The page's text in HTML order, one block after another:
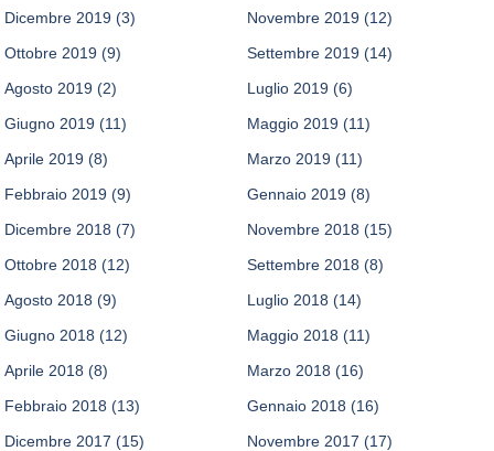
Dicembre 2019 (3) Novembre 2019 (12)
Ottobre 2019 (9) Settembre 2019 (14)
Agosto 2019 (2) Luglio 2019 (6)
Giugno 2019 (11) Maggio 2019 (11)
Aprile 2019 (8) Marzo 2019 (11)
Febbraio 2019 (9) Gennaio 2019 (8)
Dicembre 2018 (7) Novembre 2018 (15)
Ottobre 2018 (12) Settembre 2018 (8)
Agosto 2018 (9) Luglio 2018 (14)
Giugno 2018 (12) Maggio 2018 (11)
Aprile 2018 (8) Marzo 2018 (16)
Febbraio 2018 (13) Gennaio 2018 (16)
Dicembre 2017 (15) Novembre 2017 (17)